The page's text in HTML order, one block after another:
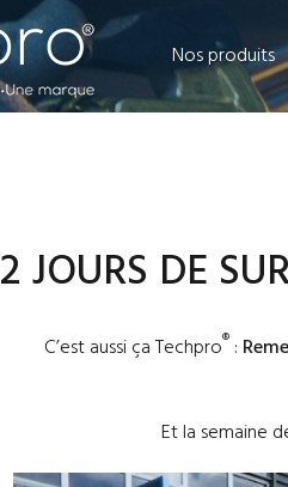
Nos produits
2 JOURS DE
C’est aussi ça Techpro®:
Et la semaine